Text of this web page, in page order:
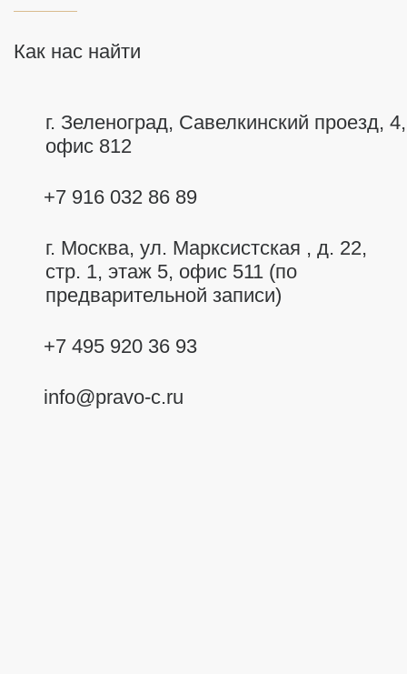
Как нас найти
г. Зеленоград, Савелкинский проезд, 4,
офис 812
+7 916 032 86 89
г. Москва, ул. Марксистская , д. 22,
стр. 1, этаж 5, офис 511 (по
предварительной записи)
+7 495 920 36 93
info@pravo-c.ru